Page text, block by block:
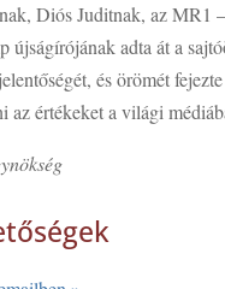
Diós Juditnak, az
adta át a
és örömét
az értékeket a világi